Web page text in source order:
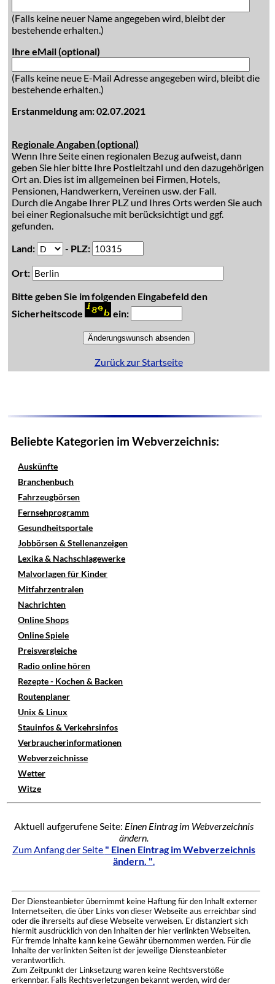
(Falls keine neuer Name angegeben wird, bleibt der
bestehende erhalten.)
Ihre eMail (optional)
(Falls keine neue E-Mail Adresse angegeben wird, bleibt die
bestehende erhalten.)
Erstanmeldung am: 02.07.2021
Regionale Angaben (optional)
Wenn Ihre Seite einen regionalen Bezug aufweist, dann
geben Sie hier bitte Ihre Postleitzahl und den dazugehörigen
Ort an. Dies ist im allgemeinen bei Firmen, Hotels,
Pensionen, Handwerkern, Vereinen usw. der Fall.
Durch die Angabe Ihrer PLZ und Ihres Orts werden Sie auch
bei einer Regionalsuche mit berücksichtigt und ggf.
gefunden.
Land:
- PLZ:
Ort:
Bitte geben Sie im folgenden Eingabefeld den
Sicherheitscode
ein:
Zurück zur Startseite
Beliebte Kategorien im Webverzeichnis:
Auskünfte
Branchenbuch
Fahrzeugbörsen
Fernsehprogramm
Gesundheitsportale
Jobbörsen & Stellenanzeigen
Lexika & Nachschlagewerke
Malvorlagen für Kinder
Mitfahrzentralen
Nachrichten
Online Shops
Online Spiele
Preisvergleiche
Radio online hören
Rezepte - Kochen & Backen
Routenplaner
Unix & Linux
Stauinfos & Verkehrsinfos
Verbraucherinformationen
Webverzeichnisse
Wetter
Witze
Aktuell aufgerufene Seite: Einen Eintrag im Webverzeichnis
ändern.
Zum Anfang der Seite " Einen Eintrag im Webverzeichnis
ändern. ".
Der Diensteanbieter übernimmt keine Haftung für den Inhalt externer
Internetseiten, die über Links von dieser Webseite aus erreichbar sind
oder die ihrerseits auf diese Webseite verweisen. Er distanziert sich
hiermit ausdrücklich von den Inhalten der hier verlinkten Webseiten.
Für fremde Inhalte kann keine Gewähr übernommen werden. Für die
Inhalte der verlinkten Seiten ist der jeweilige Diensteanbieter
verantwortlich.
Zum Zeitpunkt der Linksetzung waren keine Rechtsverstöße
erkennbar. Falls Rechtsverletzungen bekannt werden, wird der